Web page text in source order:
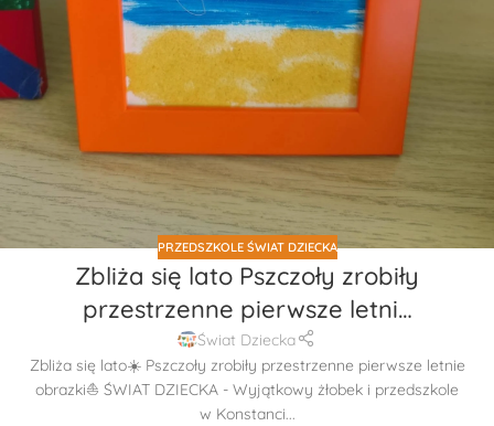
PRZEDSZKOLE ŚWIAT DZIECKA
Zbliża się lato Pszczoły zrobiły
przestrzenne pierwsze letni…
Świat Dziecka
Zbliża się lato☀️ Pszczoły zrobiły przestrzenne pierwsze letnie
obrazki⛵️ ŚWIAT DZIECKA - Wyjątkowy żłobek i przedszkole
w Konstanci...